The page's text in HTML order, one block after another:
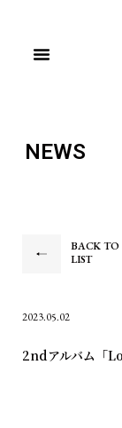
NEWS
BACK TO
LIST
2023.05.02
2ndアルバム「